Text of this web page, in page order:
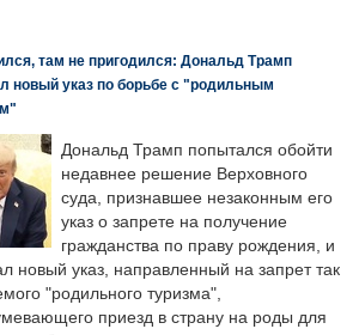
там не пригодился: Дональд Трамп
новый указ по борьбе с "родильным
Дональд Трамп попытался обойти
недавнее решение Верховного
суда, признавшее незаконным его
указ о запрете на получение
гражданства по праву рождения, и
новый указ, направленный на запрет так
"родильного туризма",
приезд в страну на роды для